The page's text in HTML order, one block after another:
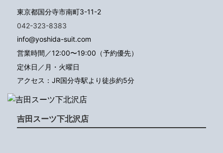
東京都国分寺市南町3-11-2
042-323-8383
info@yoshida-suit.com
営業時間／12:00〜19:00（予約優先）
定休日／月・火曜日
アクセス：JR国分寺駅より徒歩約5分
吉田スーツ下北沢店